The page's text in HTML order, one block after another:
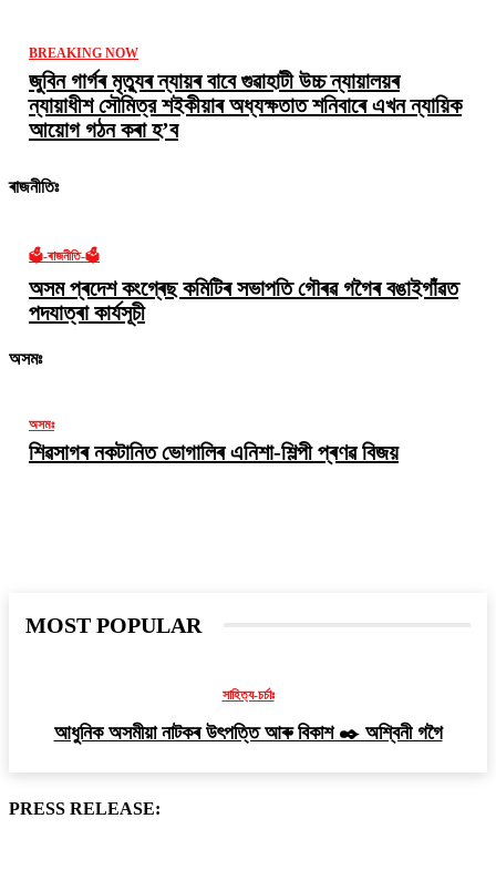
BREAKING NOW
জুবিন গাৰ্গৰ মৃত্যুৰ ন্যায়ৰ বাবে গুৱাহাটী উচ্চ ন্যায়ালয়ৰ
ন্যায়াধীশ সৌমিত্র শ‍ইকীয়াৰ অধ্যক্ষতাত শনিবাৰে এখন ন্যায়িক
আয়োগ গঠন কৰা হ’ব
ৰাজনীতিঃ
🗳️-ৰাজনীতি-🗳️
অসম প্ৰদেশ কংগ্ৰেছ কমিটিৰ সভাপতি গৌৰৱ গগৈৰ বঙাইগাঁৱত
পদযাত্ৰা কাৰ্যসূচী
অসমঃ
অসমঃ
শিৱসাগৰ নকটানিত ভোগালিৰ এনিশা-শিল্পী প্ৰণৱ বিজয়
MOST POPULAR
সাহিত্য-চৰ্চাঃ
আধুনিক অসমীয়া নাটকৰ উৎপত্তি আৰু বিকাশ ✒️ অশ্বিনী গগৈ
PRESS RELEASE: